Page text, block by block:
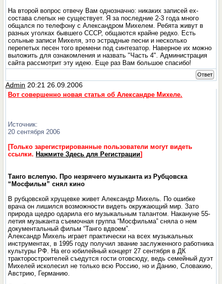
На второй вопрос отвечу Вам однозначно: никаких записей ех-
состава слепых не существует. Я за последние 2-3 года много
общался по телефону с Александром Михелем. Ребята живут в
разных уголках бывшего СССР, общаются крайне редко. Есть
сольные записи Михеля, это эстрадные песни и несколько
перепетых песен того времени под синтезатор. Наверное их можно
выложить для ознакомления и назвать "Часть 4". Администрация
сайта рассмотрит эту идею. Еще раз Вам большое спасибо!
Ответ
Admin 20:21 26.09.2006
Вот совершенно новая статья об Александре Михеле.
Источник:
20 сентября 2006
[Только зарегистрированные пользователи могут видеть
ссылки. Нажмите Здесь для Регистрации]
Танго вслепую. Про незрячего музыканта из Рубцовска
“Мосфильм” снял кино
В рубцовской хрущевке живет Александр Михель. По ошибке
врача он лишился возможности видеть окружающий мир. Зато
природа щедро одарила его музыкальным талантом. Накануне 55-
летия музыканта съемочная группа “Мосфильма” сняла о нем
документальный фильм “Танго вдвоем”.
Александр Михель играет практически на всех музыкальных
инструментах, в 1995 году получил звание заслуженного работника
культуры РФ. На его юбилейный концерт 27 сентября в ДК
тракторостроителей съедутся гости отовсюду, ведь семейный дуэт
Михелей исколесил не только всю Россию, но и Данию, Словакию,
Австрию, Германию.